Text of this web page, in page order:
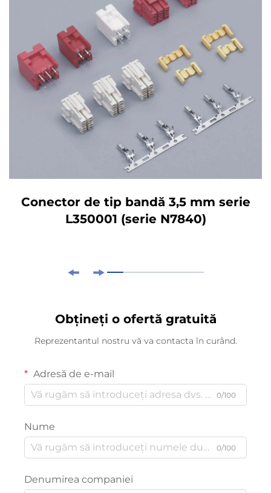
Conector de tip bandă 3,5 mm serie
L350001 (serie N7840)
Obțineți o ofertă gratuită
Reprezentantul nostru vă va contacta în curând.
Adresă de e-mail
0/100
Nume
0/100
Denumirea companiei